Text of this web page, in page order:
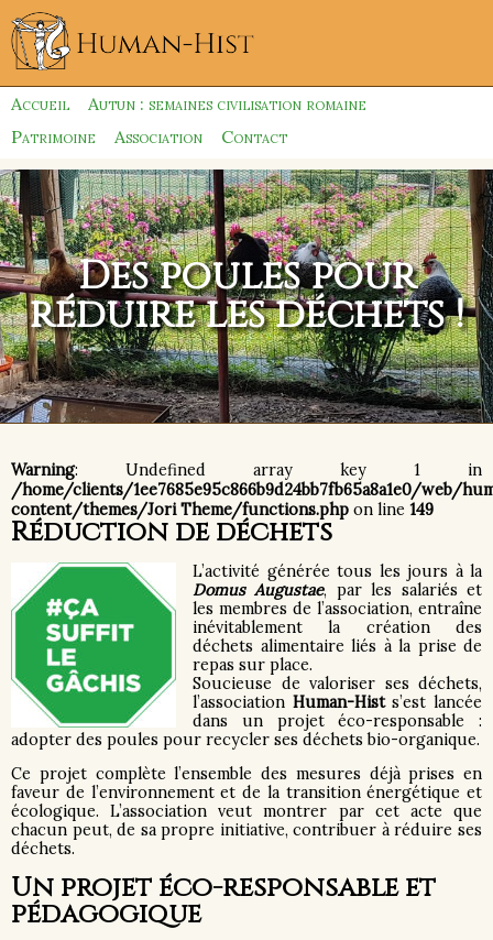
Accueil
Autun : semaines civilisation romaine
Patrimoine
Association Contact
Des poules pour
réduire les déchets !
Warning: Undefined array key 1 in
/home/clients/1ee7685e95c866b9d24bb7fb65a8a1e0/web/
content/themes/Jori Theme/functions.php on line 149
Réduction de déchets
L’activité générée tous les jours à la
Domus Augustae, par les salariés et
les membres de l’association, entraîne
inévitablement la création des
déchets alimentaire liés à la prise de
repas sur place.
Soucieuse de valoriser ses déchets,
l’association Human-Hists’est lancée
dans un projet éco-responsable :
adopter des poules pour recycler ses déchets bio-organique.
Ce projet complète l’ensemble des mesures déjà prises en
faveur de l’environnement et de la transition énergétique et
écologique. L’association veut montrer par cet acte que
chacun peut, de sa propre initiative, contribuer à réduire ses
déchets.
Un projet éco-responsable et
pédagogique